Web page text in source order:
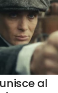
al